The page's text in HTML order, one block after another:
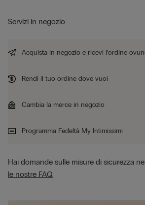
Servizi in negozio
Acquista in negozio e ricevi l’ordine
Rendi il tuo ordine dove vuoi
Cambia la merce in negozio
Programma Fedeltà My Intimissimi
Hai domande sulle misure di sicurezza
le nostre FAQ